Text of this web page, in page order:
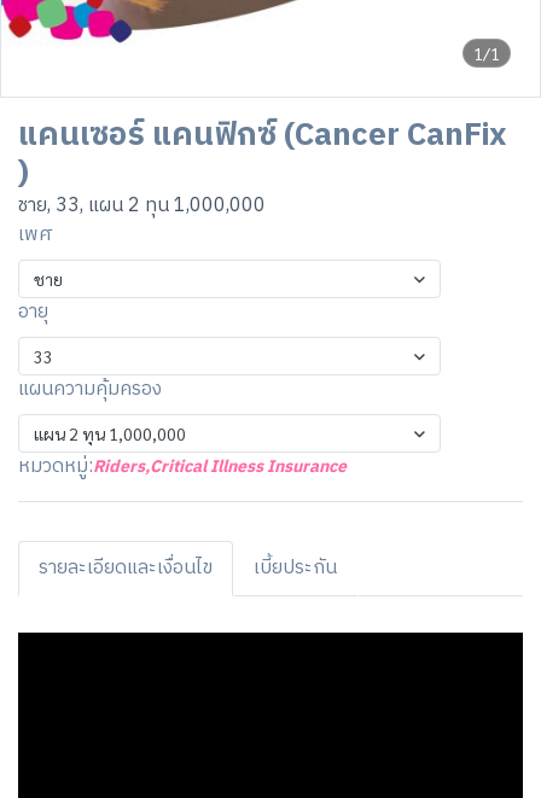
1/1
แคนเซอร์ แคนฟิกซ์ (Cancer CanFix
)
ชาย, 33, แผน 2 ทุน 1,000,000
เพศ
ชาย
อายุ
33
แผนความคุ้มครอง
แผน 2 ทุน 1,000,000
หมวดหมู่:Riders,Critical Illness Insurance
รายละเอียดและเงื่อนไข เบี้ยประกัน